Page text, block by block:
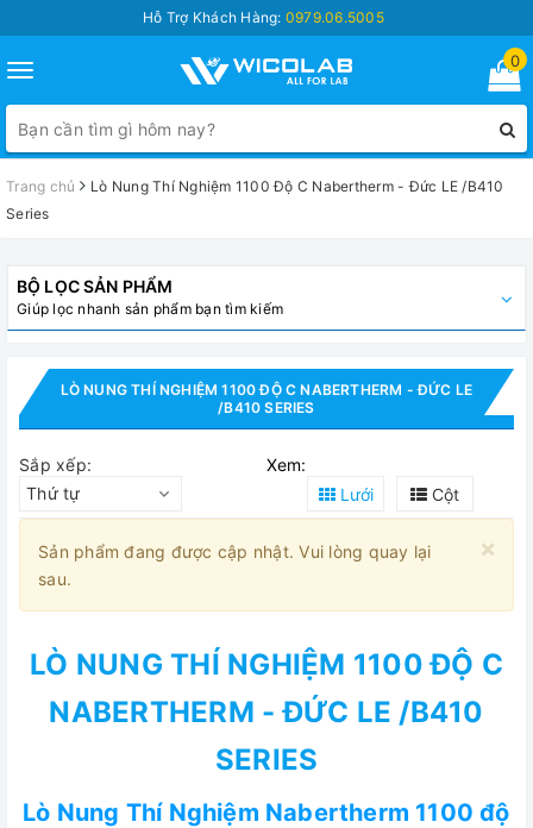
Hỗ Trợ Khách Hàng: 0979.06.5005
Toggle
navigation
0
Trang chủ
Lò Nung Thí Nghiệm 1100 Độ C Nabertherm - Đức LE /B410
Series
BỘ LỌC SẢN PHẨM
Giúp lọc nhanh sản phẩm bạn tìm kiếm
LÒ NUNG THÍ NGHIỆM 1100 ĐỘ C NABERTHERM - ĐỨC LE
/B410 SERIES
Sắp xếp:
Thứ tự
Xem:
Lưới
Cột
×
Sản phẩm đang được cập nhật. Vui lòng quay lại
sau.
LÒ NUNG THÍ NGHIỆM 1100 ĐỘ C
NABERTHERM - ĐỨC LE /B410
SERIES
Lò Nung Thí Nghiệm Nabertherm 1100 độ